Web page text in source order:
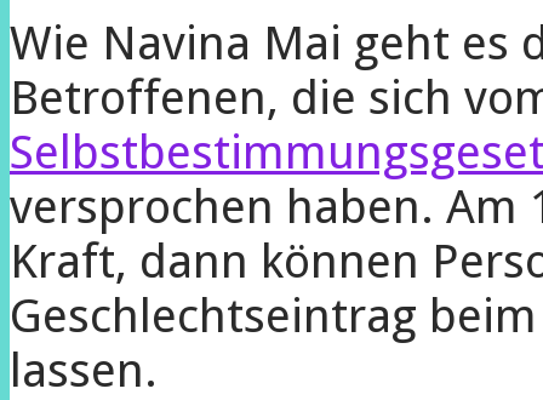
Wie Navina Mai geht es
Betroffenen, die sich
versprochen haben.
Kraft, dann können
Geschlechtseintrag
lassen.